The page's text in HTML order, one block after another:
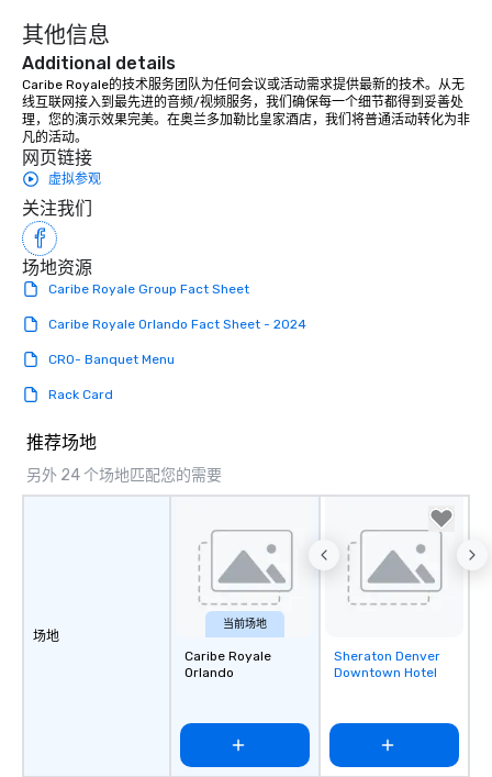
其他信息
Additional details
Caribe Royale的技术服务团队为任何会议或活动需求提供最新的技术。从无
线互联网接入到最先进的音频/视频服务，我们确保每一个细节都得到妥善处
理，您的演示效果完美。在奥兰多加勒比皇家酒店，我们将普通活动转化为非
凡的活动。
网页链接
虚拟参观
关注我们
场地资源
Caribe Royale Group Fact Sheet
Caribe Royale Orlando Fact Sheet - 2024
CRO- Banquet Menu
Rack Card
推荐场地
另外 24 个场地匹配您的需要
场地
当前场地
Caribe Royale
Orlando
Removed from
favorites
Sheraton Denver
Downtown Hotel